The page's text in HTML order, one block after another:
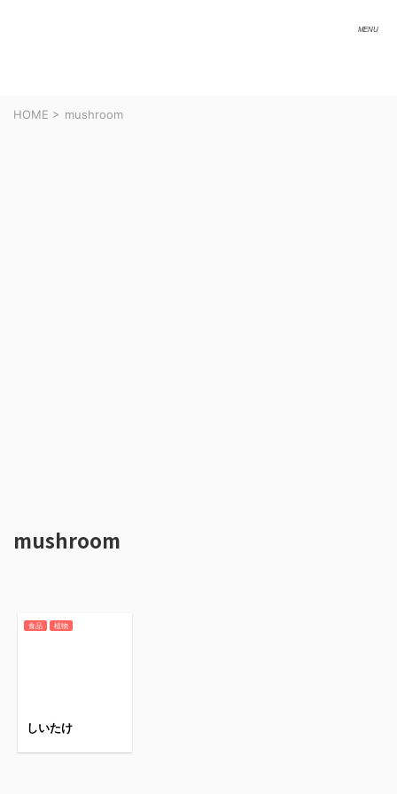
HOME > mushroom
mushroom
食品 植物
しいたけ